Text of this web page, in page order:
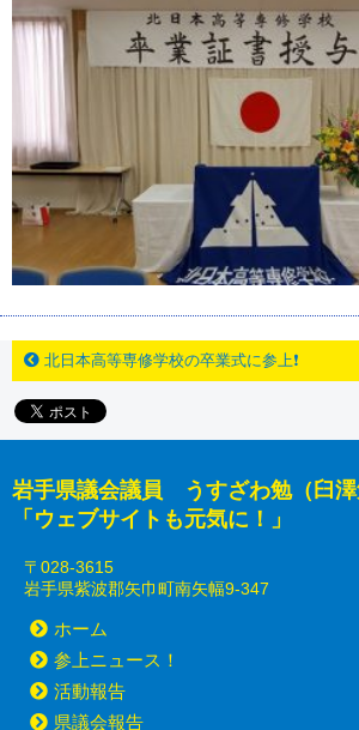
北日本高等専修学校の卒業式に参上❗
岩手県議会議員 うすざわ勉（臼澤
「ウェブサイトも元気に！」
〒028-3615
岩手県紫波郡矢巾町南矢幅9-347
ホーム
参上ニュース！
活動報告
県議会報告